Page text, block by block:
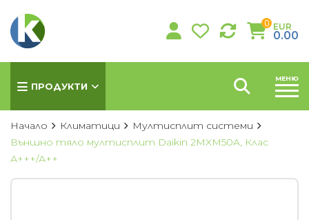
0 EUR
0.00
ПРОДУКТИ
КЛИМАТИЦИ
МЕНЮ
Начало Климатици
Мултисплит системи
Външно тяло мултисплит Daikin 2MXM50A, Клас
А+++/А++